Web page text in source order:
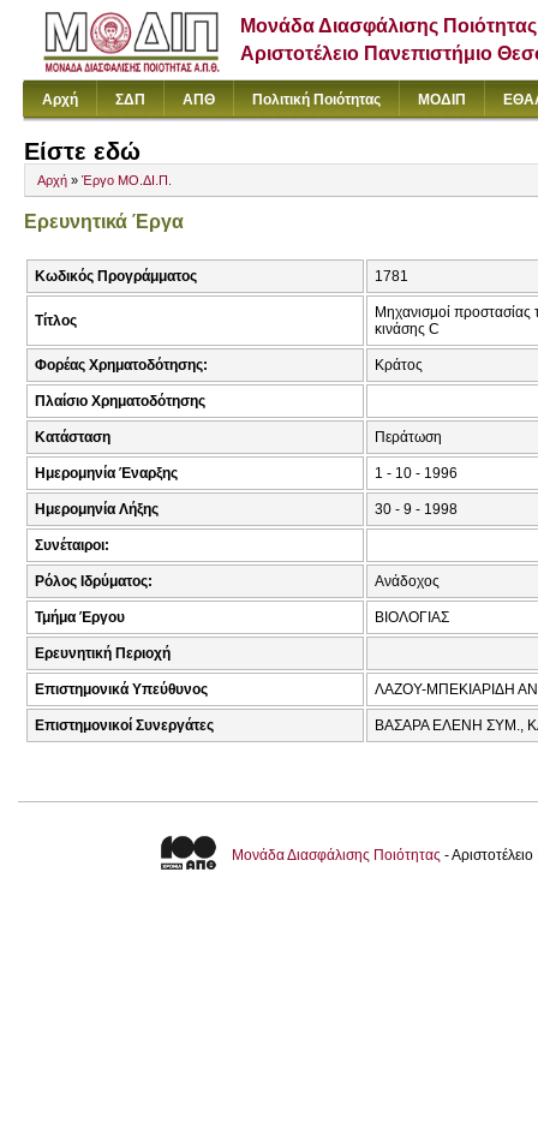
Μονάδα Διασφάλισης Ποιότητας
Αριστοτέλειο Πανεπιστήμιο
Αρχή ΣΔΠ ΑΠΘ Πολιτική Ποιότητας ΜΟΔΙΠ
Είστε εδώ
Αρχή » Έργο ΜΟ.ΔΙ.Π.
Ερευνητικά Έργα
Κωδικός Προγράμματος 1781
Τίτλος
Μηχανισμοί προστασίας
κινάσης C
Φορέας Χρηματοδότησης: Κράτος
Πλαίσιο Χρηματοδότησης
Κατάσταση Περάτωση
Ημερομηνία Έναρξης 1 - 10 - 1996
Ημερομηνία Λήξης 30 - 9 - 1998
Συνέταιροι:
Ρόλος Ιδρύματος: Ανάδοχος
Τμήμα Έργου ΒΙΟΛΟΓΙΑΣ
Ερευνητική Περιοχή
Επιστημονικά Υπεύθυνος ΛΑΖΟΥ-ΜΠΕΚΙΑΡΙΔΗ
Επιστημονικοί Συνεργάτες ΒΑΣΑΡΑ ΕΛΕΝΗ ΣΥΜ.,
Μονάδα Διασφάλισης Ποιότητας -